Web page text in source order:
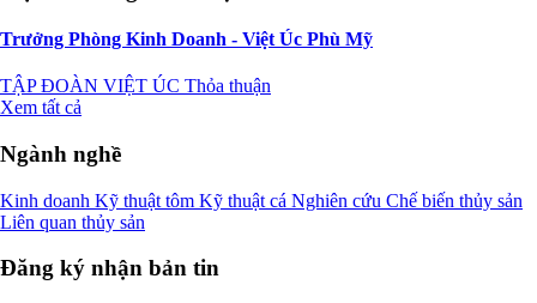
Trưởng Phòng Kinh Doanh - Việt Úc Phù Mỹ
TẬP ĐOÀN VIỆT ÚC Thỏa thuận
Xem tất cả
Ngành nghề
Kinh doanh Kỹ thuật tôm Kỹ thuật cá Nghiên cứu Chế biến thủy sản
Liên quan thủy sản
Đăng ký nhận bản tin